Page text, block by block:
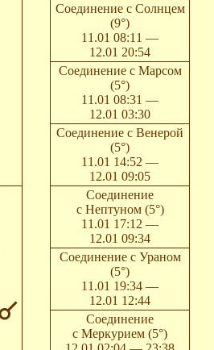
Соединение с Солнцем
(9°)
11.01 08:11 —
12.01 20:54
Соединение с Марсом
(5°)
11.01 08:31 —
12.01 03:30
Соединение с Венерой
(5°)
11.01 14:52 —
12.01 09:05
Соединение
с Нептуном (5°)
11.01 17:12 —
12.01 09:34
Соединение с Ураном
(5°)
11.01 19:34 —
12.01 12:44
Соединение
с Меркурием (5°)